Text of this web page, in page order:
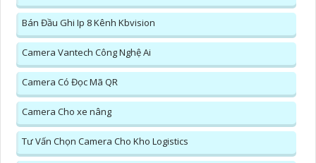
Bán Đầu Ghi Ip 8 Kênh Kbvision
Camera Vantech Công Nghệ Ai
Camera Có Đọc Mã QR
Camera Cho xe nâng
Tư Vấn Chọn Camera Cho Kho Logistics